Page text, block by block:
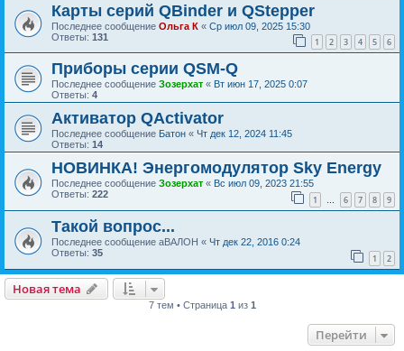
Карты серий QBinder и QStepper
Последнее сообщение Ольга К « Ср июл 09, 2025 15:30
Ответы: 131 1 2 3 4 5 6
Приборы серии QSM-Q
Последнее сообщение Зозерхат « Вт июн 17, 2025 0:07
Ответы: 4
Активатор QActivator
Последнее сообщение Батон « Чт дек 12, 2024 11:45
Ответы: 14
НОВИНКА! Энергомодулятор Sky Energy
Последнее сообщение Зозерхат « Вс июл 09, 2023 21:55
Ответы: 222 1 … 6 7 8 9
Такой вопрос...
Последнее сообщение аВАЛОН « Чт дек 22, 2016 0:24
Ответы: 35 1 2
Новая тема
7 тем • Страница 1 из 1
Перейти